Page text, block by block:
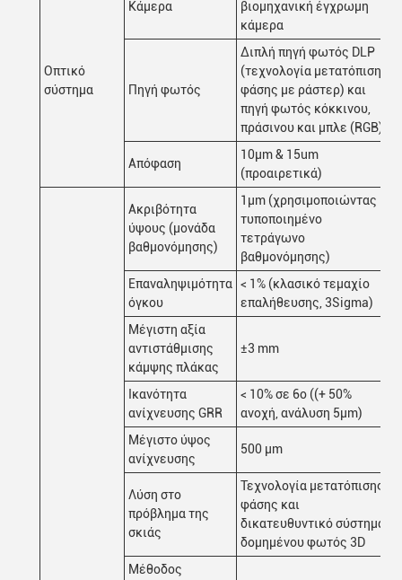
Οπτικό
σύστημα
Κάμερα
βιομηχανική έγχρωμη
κάμερα
Πηγή φωτός
Διπλή πηγή φωτός DLP
(τεχνολογία μετατόπισης
φάσης με ράστερ) και
πηγή φωτός κόκκινου,
πράσινου και μπλε (RGB)
Απόφαση
10μm & 15um
(προαιρετικά)
Ακριβότητα
ύψους (μονάδα
βαθμονόμησης)
1μm (χρησιμοποιώντας
τυποποιημένο
τετράγωνο
βαθμονόμησης)
Επαναληψιμότητα
όγκου
< 1% (κλασικό τεμαχίο
επαλήθευσης, 3Sigma)
Μέγιστη αξία
αντιστάθμισης
κάμψης πλάκας
±3 mm
Ικανότητα
ανίχνευσης GRR
< 10% σε 6o ((+ 50%
ανοχή, ανάλυση 5μm)
Μέγιστο ύψος
ανίχνευσης
500 μm
Λύση στο
πρόβλημα της
σκιάς
Τεχνολογία μετατόπισης
φάσης και
δικατευθυντικό σύστημα
δομημένου φωτός 3D
Μέθοδος